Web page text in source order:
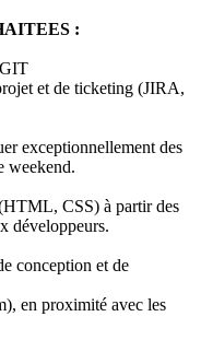
:
et de ticketing (JIRA,
exceptionnellement des
weekend.
CSS) à partir des
développeurs.
conception et de
en proximité avec les